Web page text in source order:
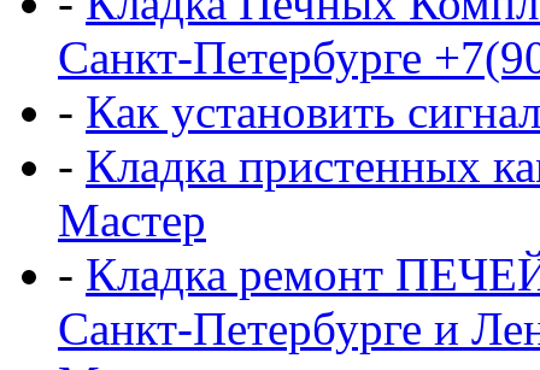
Санкт-Петербурге
- Как установить
- Кладка пристенных
Мастер
- Кладка ремонт
Санкт-Петербурге и